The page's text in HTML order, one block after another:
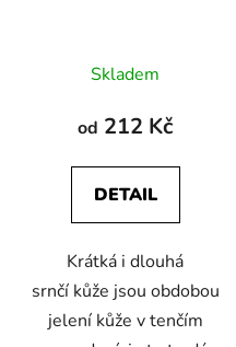
Skladem
od 212 Kč
DETAIL
Krátká i dlouhá
srnčí kůže jsou obdobou
jelení kůže v tenčím